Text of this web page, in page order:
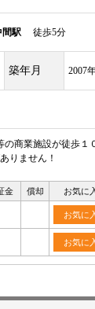
間駅 徒歩5分
築年月 2007
商業施設が徒歩１
りません！
金 償却 お気に
お気に
お気に